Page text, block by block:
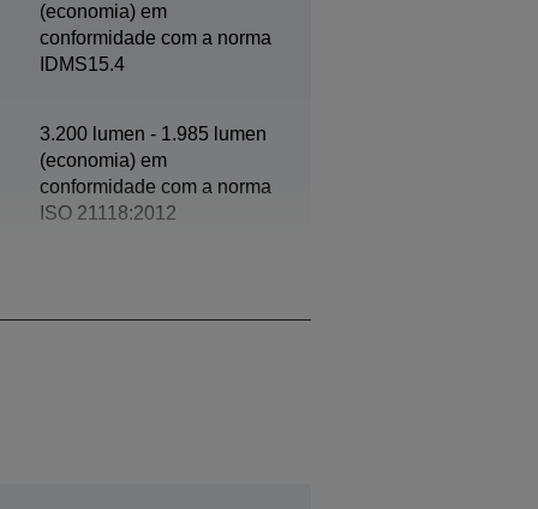
(economia) em
conformidade com a norma
IDMS15.4
3.200 lumen - 1.985 lumen
(economia) em
conformidade com a norma
ISO 21118:2012